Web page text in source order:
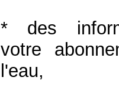
* des
votre
l'eau,